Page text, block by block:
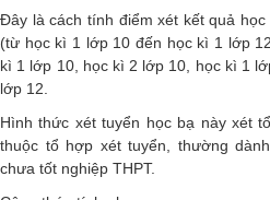
Đây là cách tính điểm xét kết quả
(từ học kì 1 lớp 10 đến học kì 1 lớp
kì 1 lớp 10, học kì 2 lớp 10, học kì 1
lớp 12.
Hình thức xét tuyển học bạ này xét
thuộc tổ hợp xét tuyển, thường
chưa tốt nghiệp THPT.